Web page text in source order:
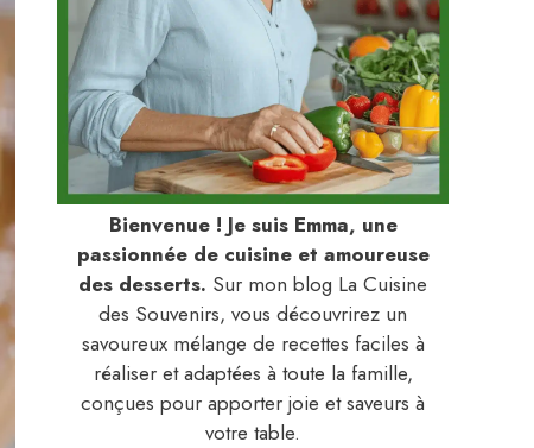
Bienvenue ! Je suis Emma, une
passionnée de cuisine et amoureuse
des desserts. Sur mon blog La Cuisine
des Souvenirs, vous découvrirez un
savoureux mélange de recettes faciles à
réaliser et adaptées à toute la famille,
conçues pour apporter joie et saveurs à
votre table.